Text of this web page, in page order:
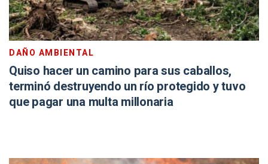
DAÑO AMBIENTAL
Quiso hacer un camino para sus caballos,
terminó destruyendo un río protegido y tuvo
que pagar una multa millonaria